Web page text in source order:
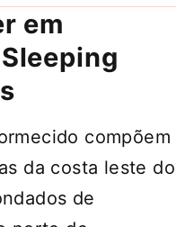
em
compõem
da costa leste do
de